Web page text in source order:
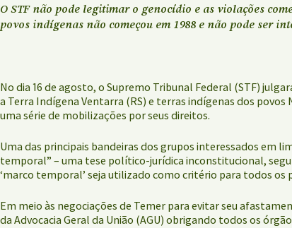
O STF não pode legitimar o genocídio e as violações
povos indígenas não começou em 1988 e não pode ser
No dia 16 de agosto, o Supremo Tribunal Federal (STF)
a Terra Indígena Ventarra (RS) e terras indígenas dos
uma série de mobilizações por seus direitos.
Uma das principais bandeiras dos grupos interessados em
temporal” – uma tese político-jurídica inconstitucional,
‘marco temporal’ seja utilizado como critério para todos os
Em meio às negociações de Temer para evitar seu
da Advocacia Geral da União (AGU) obrigando todos os